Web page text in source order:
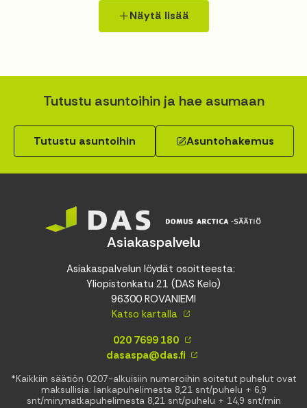
Näytä lisää
Tutustu asuntoihin ja hae asumaan
Tutustu asuntoihin Asuntohakemus
Asiakaspalvelu
Asiakaspalvelun löydät osoitteesta:
Yliopistonkatu 21 (DAS Kelo)
96300 ROVANIEMI
Katso kartalla
020 7699 180
dasaspa@das.fi
*Kaikkiin säätiön 0207-alkuisiin numeroihin soitetut puhelut ovat
maksullisia: lankapuhelimesta 8,21 snt/puhelu + 6,9
snt/min,matkapuhelimesta 8,21 snt/puhelu + 14,9 snt/min